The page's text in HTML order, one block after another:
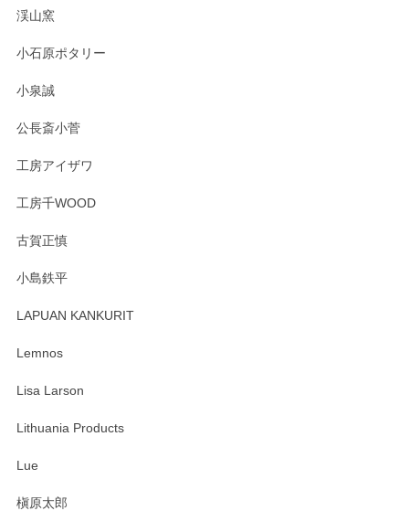
淡いグリーンのカラーがとても可愛いです❤️ ありがとうござ
す。 素敵な湯呑みでとても気に入りました。 発送も早く、
たm(_)m
います。無事に届いたようで安心いたしまし
渓山窯
小石原ポタリー
小泉誠
公長斎小菅
工房アイザワ
工房千WOOD
古賀正慎
小島鉄平
LAPUAN KANKURIT
Lemnos
Lisa Larson
Lithuania Products
Lue
槇原太郎